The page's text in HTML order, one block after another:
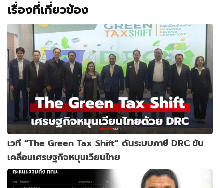
เรื่องที่เกี่ยวข้อง
เวที “The Green Tax Shift” ดันระบบภาษี DRC ขับ
เคลื่อนเศรษฐกิจหมุนเวียนไทย